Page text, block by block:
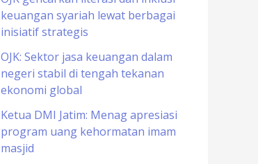
o
r
:
keuangan syariah lewat berbagai
inisiatif strategis
OJK: Sektor jasa keuangan dalam
negeri stabil di tengah tekanan
ekonomi global
Ketua DMI Jatim: Menag apresiasi
program uang kehormatan imam
masjid